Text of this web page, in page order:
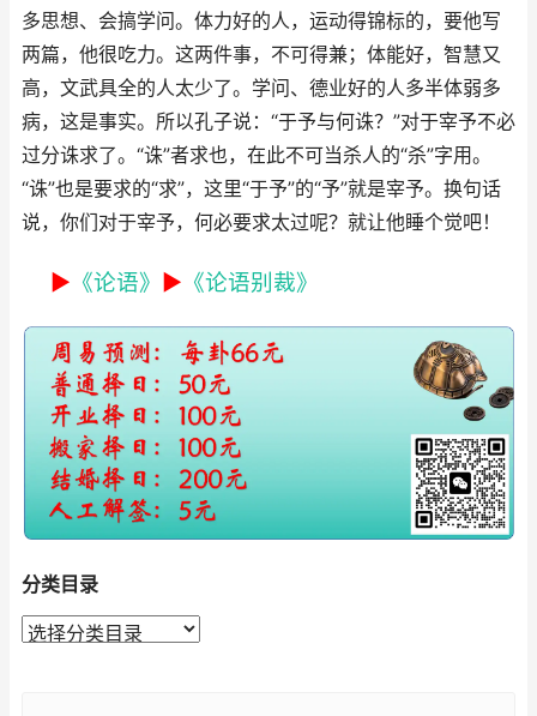
多思想、会搞学问。体力好的人，运动得锦标的，要他写
两篇，他很吃力。这两件事，不可得兼；体能好，智慧又
高，文武具全的人太少了。学问、德业好的人多半体弱多
病，这是事实。所以孔子说：“于予与何诛？ ”对于宰予不必
过分诛求了。“诛”者求也，在此不可当杀人的“杀”字用。
“诛”也是要求的“求”，这里“于予”的“予”就是宰予。换句话
说，你们对于宰予，何必要求太过呢？就让他睡个觉吧！
► 《论语》 ► 《论语别裁》
分类目录